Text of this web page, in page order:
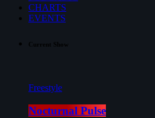
CHARTS
EVENTS
Current Show
Freestyle
Nocturnal Pulse